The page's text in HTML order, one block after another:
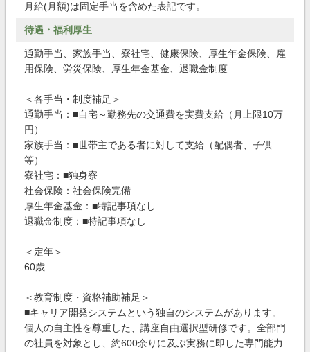
月給(月額)は固定手当を含めた表記です。
待遇・福利厚生
通勤手当、家族手当、寮社宅、健康保険、厚生年金保険、雇
用保険、労災保険、厚生年金基金、退職金制度
＜各手当・制度補足＞
通勤手当：■自宅～勤務先の交通費を実費支給（月上限10万
円）
家族手当：■世帯主である者に対して支給（配偶者、子供
等）
寮社宅：■独身寮
社会保険：社会保険完備
厚生年金基金：■特記事項なし
退職金制度：■特記事項なし
＜定年＞
60歳
＜教育制度・資格補助補足＞
■キャリア開発システムという独自のシステムがあります。
個人の自主性を尊重した、講座自由選択型研修です。全部門
の社員を対象とし、約600余りに及ぶ実務に即した専門能力